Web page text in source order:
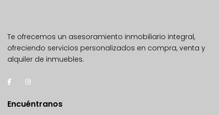
Te ofrecemos un asesoramiento inmobiliario integral,
ofreciendo servicios personalizados en compra, venta y
alquiler de inmuebles.
Encuéntranos